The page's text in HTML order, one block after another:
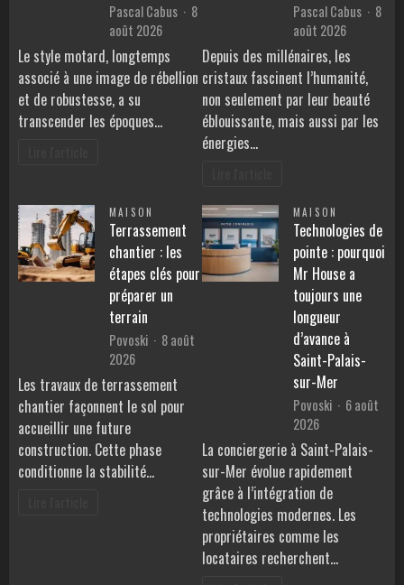
Pascal Cabus
8
août 2026
Le style motard, longtemps
associé à une image de rébellion
et de robustesse, a su
transcender les époques…
Pascal Cabus
8
août 2026
Depuis des millénaires, les
cristaux fascinent l’humanité,
non seulement par leur beauté
éblouissante, mais aussi par les
énergies…
MAISON
Terrassement
chantier : les
étapes clés pour
préparer un
terrain
Povoski
8 août
2026
Les travaux de terrassement
chantier façonnent le sol pour
accueillir une future
construction. Cette phase
conditionne la stabilité…
MAISON
Technologies de
pointe : pourquoi
Mr House a
toujours une
longueur
d’avance à
Saint-Palais-
sur-Mer
Povoski
6 août
2026
La conciergerie à Saint-Palais-
sur-Mer évolue rapidement
grâce à l’intégration de
technologies modernes. Les
propriétaires comme les
locataires recherchent…